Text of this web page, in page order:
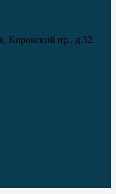
Кировский пр., д.32.